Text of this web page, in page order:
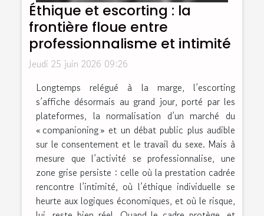
Éthique et escorting : la
frontière floue entre
professionnalisme et intimité
Jeudi 25 juin 2026 09:26
Longtemps relégué à la marge, l’escorting
s’affiche désormais au grand jour, porté par les
plateformes, la normalisation d’un marché du
« companioning » et un débat public plus audible
sur le consentement et le travail du sexe. Mais à
mesure que l’activité se professionnalise, une
zone grise persiste : celle où la prestation cadrée
rencontre l’intimité, où l’éthique individuelle se
heurte aux logiques économiques, et où le risque,